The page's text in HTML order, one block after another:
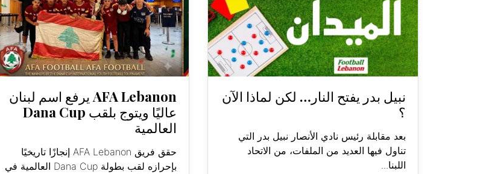
نبيل بدر يفتح النار… لكن لماذا الآن
؟
بعد مقابلة رئيس نادي الأنصار نبيل بدر التي
تناول فيها العديد من الملفات، من الاتحاد
اللبنا...
AFA Lebanon يرفع اسم لبنان
عاليًا ويتوج بلقب Dana Cup
العالمية
حقق فريق AFA Lebanon إنجازًا تاريخيًا
بإحرازه لقب بطولة Dana Cup العالمية في